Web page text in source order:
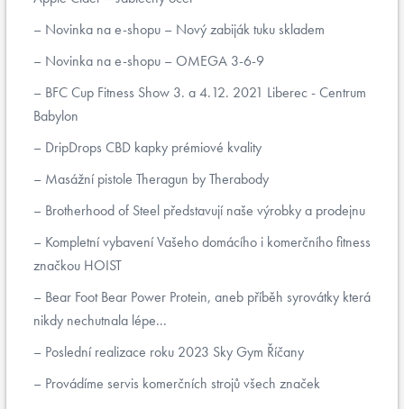
Novinka na e-shopu – Nový zabiják tuku skladem
Novinka na e-shopu – OMEGA 3-6-9
BFC Cup Fitness Show 3. a 4.12. 2021 Liberec - Centrum
Babylon
DripDrops CBD kapky prémiové kvality
Masážní pistole Theragun by Therabody
Brotherhood of Steel představují naše výrobky a prodejnu
Kompletní vybavení Vašeho domácího i komerčního fitness
značkou HOIST
Bear Foot Bear Power Protein, aneb příběh syrovátky která
nikdy nechutnala lépe...
Poslední realizace roku 2023 Sky Gym Říčany
Provádíme servis komerčních strojů všech značek